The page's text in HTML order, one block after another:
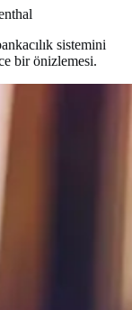
sistemini
bir önizlemesi.